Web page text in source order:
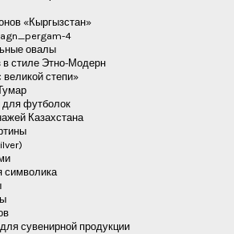
«Кыргызстан»
4
овалы
стиле Этно-Модерн
степи»
футболок
Казахстана
символика
сувенирной продукции